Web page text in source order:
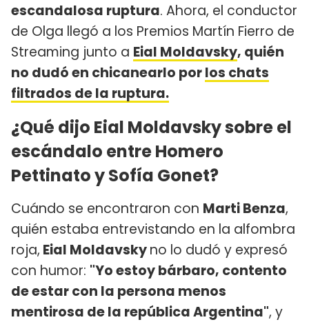
escandalosa ruptura. Ahora, el conductor
de Olga llegó a los Premios Martín Fierro de
Streaming junto a Eial Moldavsky, quién
no dudó en chicanearlo porlos chats
filtrados de la ruptura.
¿Qué dijo Eial Moldavsky sobre el
escándalo entre Homero
Pettinato y Sofía Gonet?
Cuándo se encontraron con Marti Benza,
quién estaba entrevistando en la alfombra
roja, Eial Moldavskyno lo dudó y expresó
con humor: "Yo estoy bárbaro, contento
de estar con la persona menos
mentirosa de la república Argentina", y